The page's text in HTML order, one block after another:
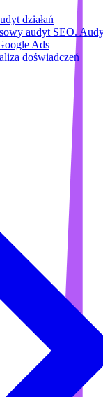
działań
audyt SEO.
Ads
doświadczeń